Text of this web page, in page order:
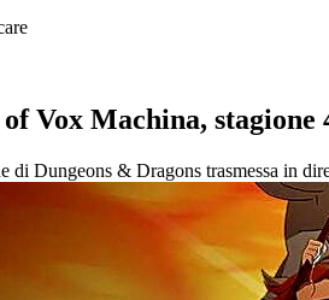
Vox Machina,
di Dungeons & Dragons trasmessa in